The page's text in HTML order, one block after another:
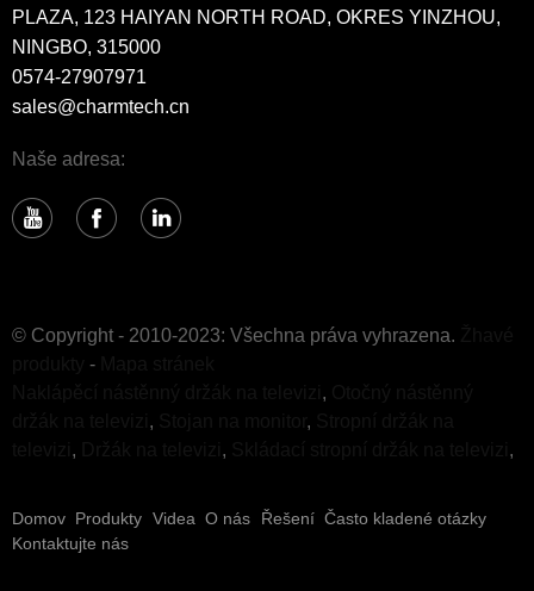
PLAZA, 123 HAIYAN NORTH ROAD, OKRES YINZHOU,
NINGBO, 315000
0574-27907971
sales@charmtech.cn
Naše adresa:
© Copyright - 2010-2023: Všechna práva vyhrazena.
-
,
, ,
, , ,
Domov Produkty Videa O nás Řešení Často kladené otázky
Kontaktujte nás